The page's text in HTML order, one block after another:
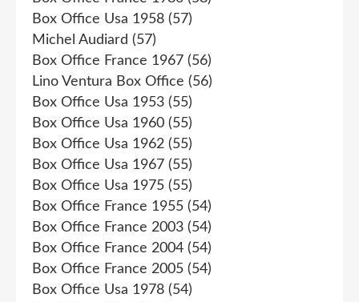
Box Office Usa 1958 (57)
Michel Audiard (57)
Box Office France 1967 (56)
Lino Ventura Box Office (56)
Box Office Usa 1953 (55)
Box Office Usa 1960 (55)
Box Office Usa 1962 (55)
Box Office Usa 1967 (55)
Box Office Usa 1975 (55)
Box Office France 1955 (54)
Box Office France 2003 (54)
Box Office France 2004 (54)
Box Office France 2005 (54)
Box Office Usa 1978 (54)